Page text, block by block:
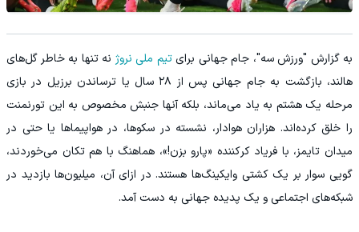
به گزارش "ورزش سه"، جام جهانی برایتیم ملی نروژ نه تنها به خاطر گل‌های
هالند، بازگشت به جام جهانی پس از ۲۸ سال یا ترساندن برزیل در بازی
مرحله یک‌ هشتم به یاد می‌ماند، بلکه آنها جنبش مخصوص به این تورنمنت
را خلق کرده‌اند. هزاران هوادار، نشسته در سکوها، در هواپیماها یا حتی در
میدان تایمز، با فریاد کرکننده «پارو بزن!»، هماهنگ با هم تکان می‌خوردند،
گویی سوار بر یک کشتی وایکینگ‌ها هستند. در ازای آن، میلیون‌ها بازدید در
شبکه‌های اجتماعی و یک پدیده جهانی به دست آمد.